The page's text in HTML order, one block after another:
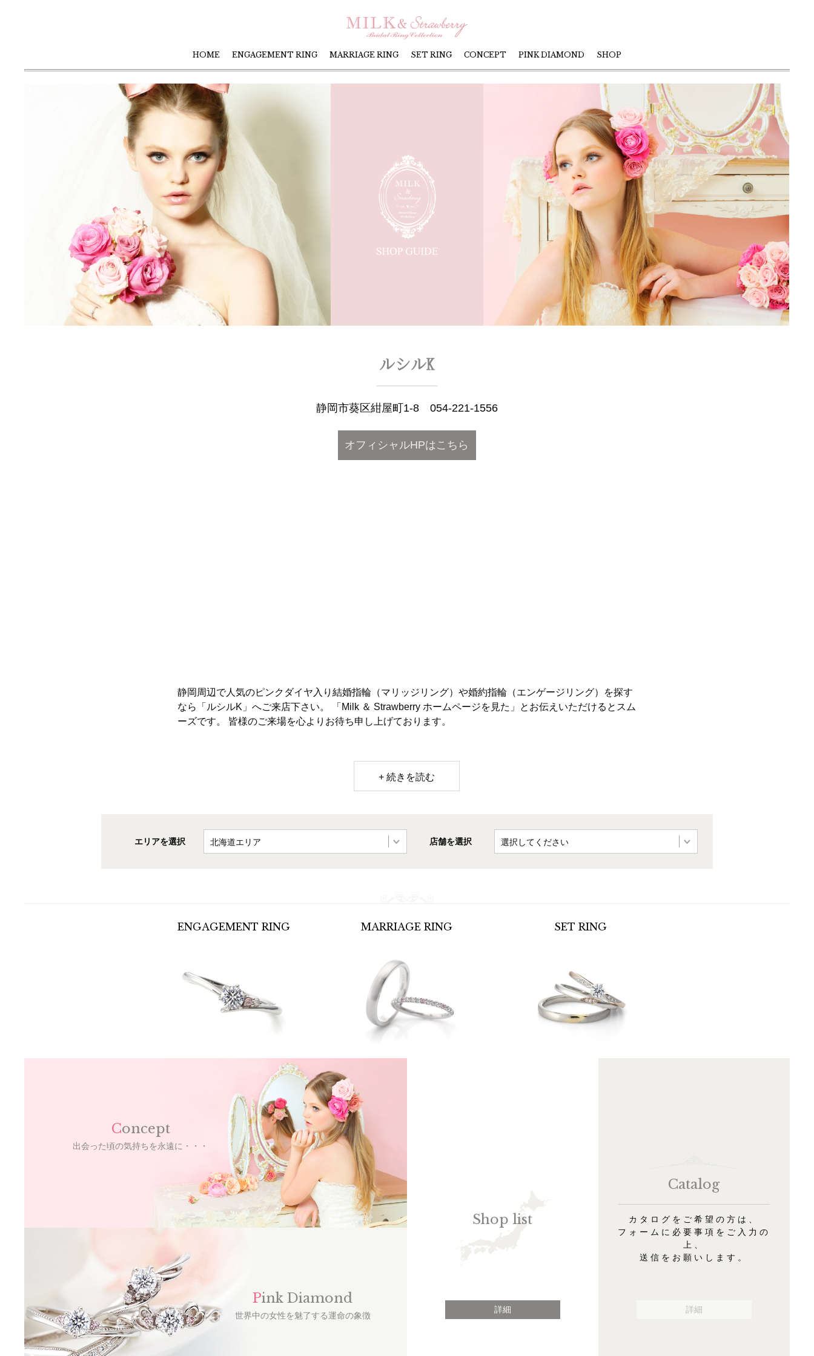
HOME ENGAGEMENT RING MARRIAGE RING SET RING CONCEPT PINK DIAMOND SHOP
ルシルK
静岡市葵区紺屋町1-8 054-221-1556
オフィシャルHPはこちら
静岡周辺で人気のピンクダイヤ入り結婚指輪（マリッジリング）や婚約指輪（エンゲージリング）を探す
なら「ルシルK」へご来店下さい。 「Milk ＆ Strawberry ホームページを見た」とお伝えいただけるとスム
ーズです。 皆様のご来場を心よりお待ち申し上げております。
+ 続きを読む
エリアを選択 店舗を選択
ENGAGEMENT RING MARRIAGERING SET RING
Concept
出会った頃の気持ちを永遠に・・・
Pink Diamond
世界中の女性を魅了する運命の象徴
Shop list
詳細
Catalog
カタログをご希望の方は、
フォームに必要事項をご入力の
上、
送信をお願いします。
詳細